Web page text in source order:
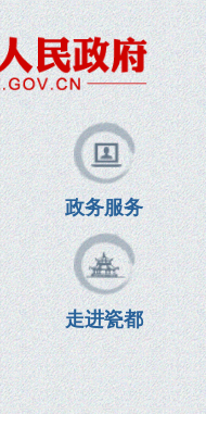
政务服务
走进瓷都